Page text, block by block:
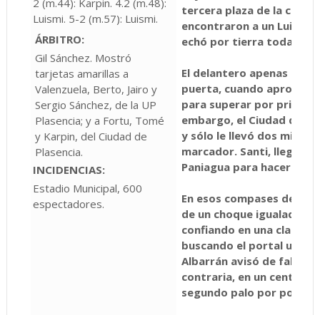
Luismi. 5-2 (m.57): Luismi.
ÁRBITRO:
Gil Sánchez. Mostró
tarjetas amarillas a
Valenzuela, Berto, Jairo y
Sergio Sánchez, de la UP
Plasencia; y a Fortu, Tomé
y Karpin, del Ciudad de
Plasencia.
INCIDENCIAS:
Estadio Municipal, 600
espectadores.
tercera plaza de la
encontraron a un Luismi
echó por tierra todas
El delantero apenas
puerta, cuando
para superar por
embargo, el Ciudad de
y sólo le llevó dos
marcador. Santi,
Paniagua para hacer el 1-
En esos compases del
de un choque igualado,
confiando en una clara
buscando el portal una y
Albarrán avisó de falta
contraria, en un centro
segundo palo por poco.